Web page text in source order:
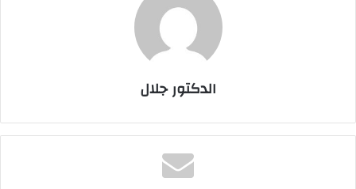
الدكتور جلال